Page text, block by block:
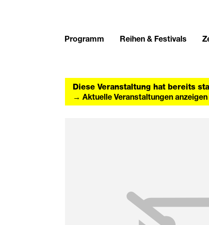
Programm Reihen & Festivals
Diese Veranstaltung hat bereits
→ Aktuelle Veranstaltungen anzeigen